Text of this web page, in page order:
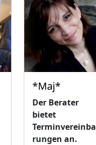
*Maj*
Der Berater
bietet
Terminvereinba
rungen an.